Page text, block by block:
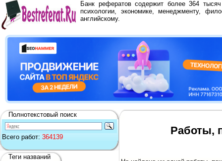
Банк рефератов содержит более 364
психологии, экономике, менеджменту,
английскому.
Полнотекстовый поиск
Всего работ: 364139
Теги названий
Работы,